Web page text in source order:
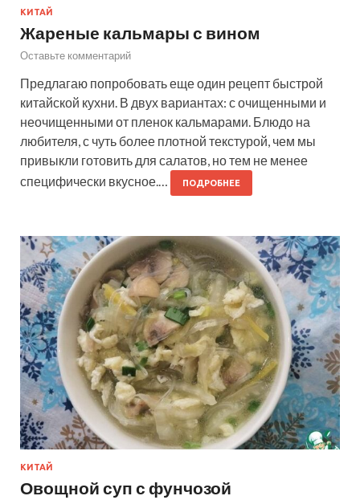
КИТАЙ
Жареные кальмары с вином
Оставьте комментарий
Предлагаю попробовать еще один рецепт быстрой
китайской кухни. В двух вариантах: с очищенными и
неочищенными от пленок кальмарами. Блюдо на
любителя, с чуть более плотной текстурой, чем мы
привыкли готовить для салатов, но тем не менее
специфически вкусное.…
ПОДРОБНЕЕ
КИТАЙ
Овощной суп с фунчозой